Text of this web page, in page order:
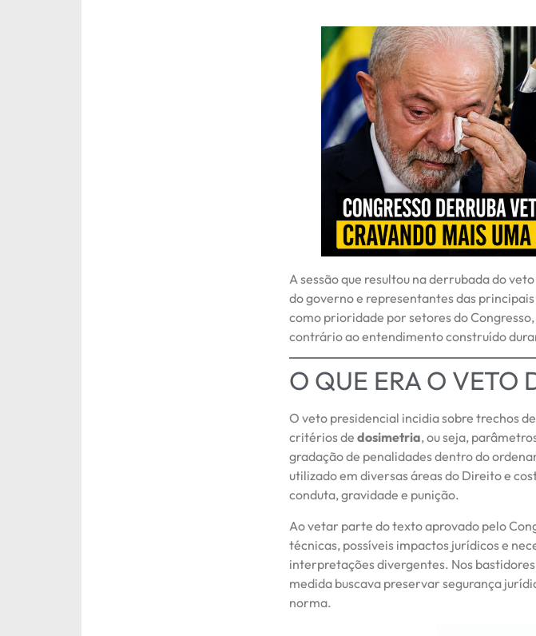
A sessão que resultou na derrubada do
do governo e representantes das
como prioridade por setores do
contrário ao entendimento construído
O QUE ERA O VETO
O veto presidencial incidia sobre trechos
critérios de dosimetria, ou seja,
gradação de penalidades dentro do
utilizado em diversas áreas do Direito e
conduta, gravidade e punição.
Ao vetar parte do texto aprovado pelo
técnicas, possíveis impactos jurídicos e
interpretações divergentes. Nos
medida buscava preservar segurança
norma.